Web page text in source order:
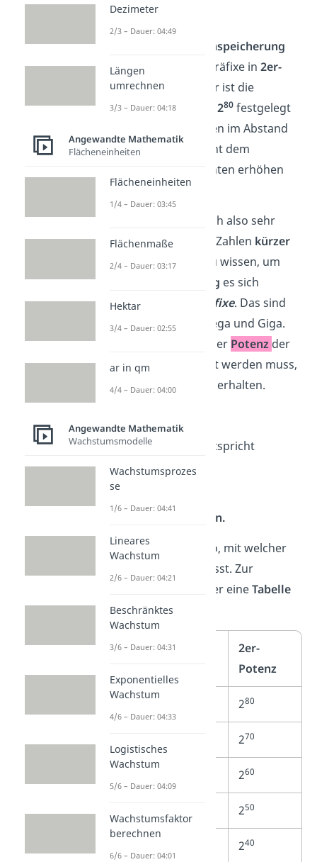
immer in 3er-Schritten.
In der
IT und der Datenspeicherung
hingegen werden die Präfixe in2er-
Potenzendefiniert. Hier ist die
Spannweite von
bis 280 festgelegt
und die Schritte erfolgen im Abstand
von1024.
Das entspricht dem
. Die Exponenten erhöhen
sich also jeweils um 10.
Mit
lassen sich also sehr
große oder sehr kleine Zahlen kürzer
schreiben. Um dabei zu wissen, um
welche
Größenordnung es sich
handelt, gibt es die
Präfixe. Das sind
unter anderem Kilo, Mega und Giga.
Sie geben an, mit welcher Potenz der
Zahlenwert
multipliziert werden muss,
um die „ganze Zahl
“ zu erhalten.
3,4Mega-Sekunden entspricht
106=3.400.000
also
Sekunden.
DasPräfixzeigt dir also, mit welcher
du rechnen musst. Zur
Übersicht haben wir hier eineTabelle
erstellt:
Präfix
10er-
2er-
Potenz
280
270
260
250
240
Dezimeter
2/3 – Dauer: 04:49
Längen
umrechnen
3/3 – Dauer: 04:18
Angewandte Mathematik
Flächeneinheiten
Flächeneinheiten
1/4 – Dauer: 03:45
Flächenmaße
2/4 – Dauer: 03:17
Hektar
3/4 – Dauer: 02:55
ar in qm
4/4 – Dauer: 04:00
Angewandte Mathematik
Wachstumsmodelle
Wachstumsprozes
se
1/6 – Dauer: 04:41
Lineares
Wachstum
2/6 – Dauer: 04:21
Beschränktes
Wachstum
3/6 – Dauer: 04:31
Exponentielles
Wachstum
4/6 – Dauer: 04:33
Logistisches
Wachstum
5/6 – Dauer: 04:09
Wachstumsfaktor
berechnen
6/6 – Dauer: 04:01